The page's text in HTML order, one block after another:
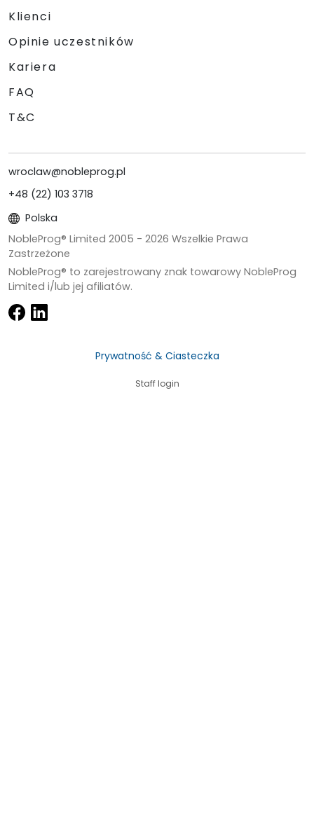
Klienci
Opinie uczestników
Kariera
FAQ
T&C
wroclaw@nobleprog.pl
+48 (22) 103 3718
Polska
NobleProg® Limited 2005 - 2026 Wszelkie Prawa
Zastrzeżone
NobleProg® to zarejestrowany znak towarowy NobleProg
Limited i/lub jej afiliatów.
Prywatność & Ciasteczka
Staff login